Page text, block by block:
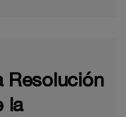
Resolución
la